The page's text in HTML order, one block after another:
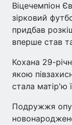
Віцечемпіон
зірковий
придбав
вперше став
Кохана 29-
якою
стала матір'ю
Подружжя